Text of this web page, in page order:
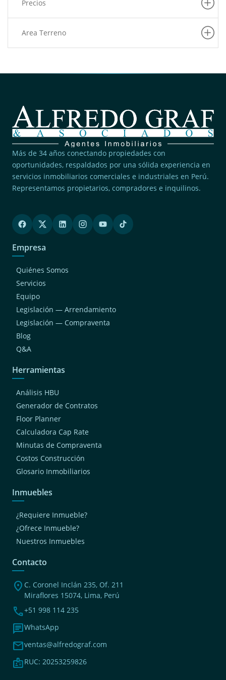
Precios
Area Terreno
Más de 34 años conectando propiedades con
oportunidades, respaldados por una sólida experiencia en
servicios inmobiliarios comerciales e industriales en Perú.
Representamos propietarios, compradores e inquilinos.
Empresa
Quiénes Somos
Servicios
Equipo
Legislación — Arrendamiento
Legislación — Compraventa
Blog
Q&A
Herramientas
Análisis HBU
Generador de Contratos
Floor Planner
Calculadora Cap Rate
Minutas de Compraventa
Costos Construcción
Glosario Inmobiliarios
Inmuebles
¿Requiere Inmueble?
¿Ofrece Inmueble?
Nuestros Inmuebles
Contacto
location_on C. Coronel Inclán 235, Of. 211
Miraflores 15074, Lima, Perú
phone+51 998 114 235
chatWhatsApp
mailventas@alfredograf.com
badgeRUC: 20253259826